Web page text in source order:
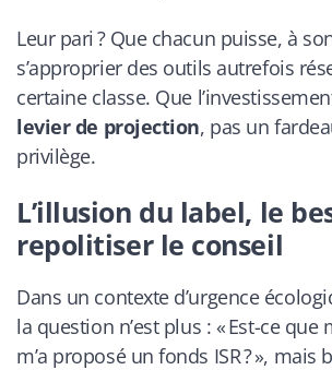
Leur pari ? Que chacun puisse, à
s’approprier des outils autrefois
certaine classe. Que
levier de projection, pas un
privilège.
L’illusion du label, le
repolitiser le conseil
Dans un contexte d’urgence
la question n’est plus : « Est-ce que
m’a proposé un fonds ISR ? », mais